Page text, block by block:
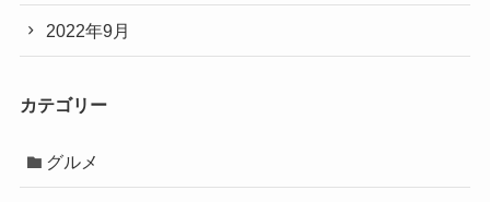
2022年9月
カテゴリー
グルメ